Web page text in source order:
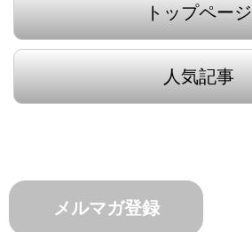
トップページ
人気記事
メルマガ登録